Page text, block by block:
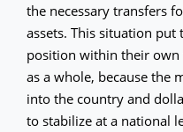
the necessary transfers
assets. This situation
position within their
as a whole, because the
into the country and
to stabilize at a national